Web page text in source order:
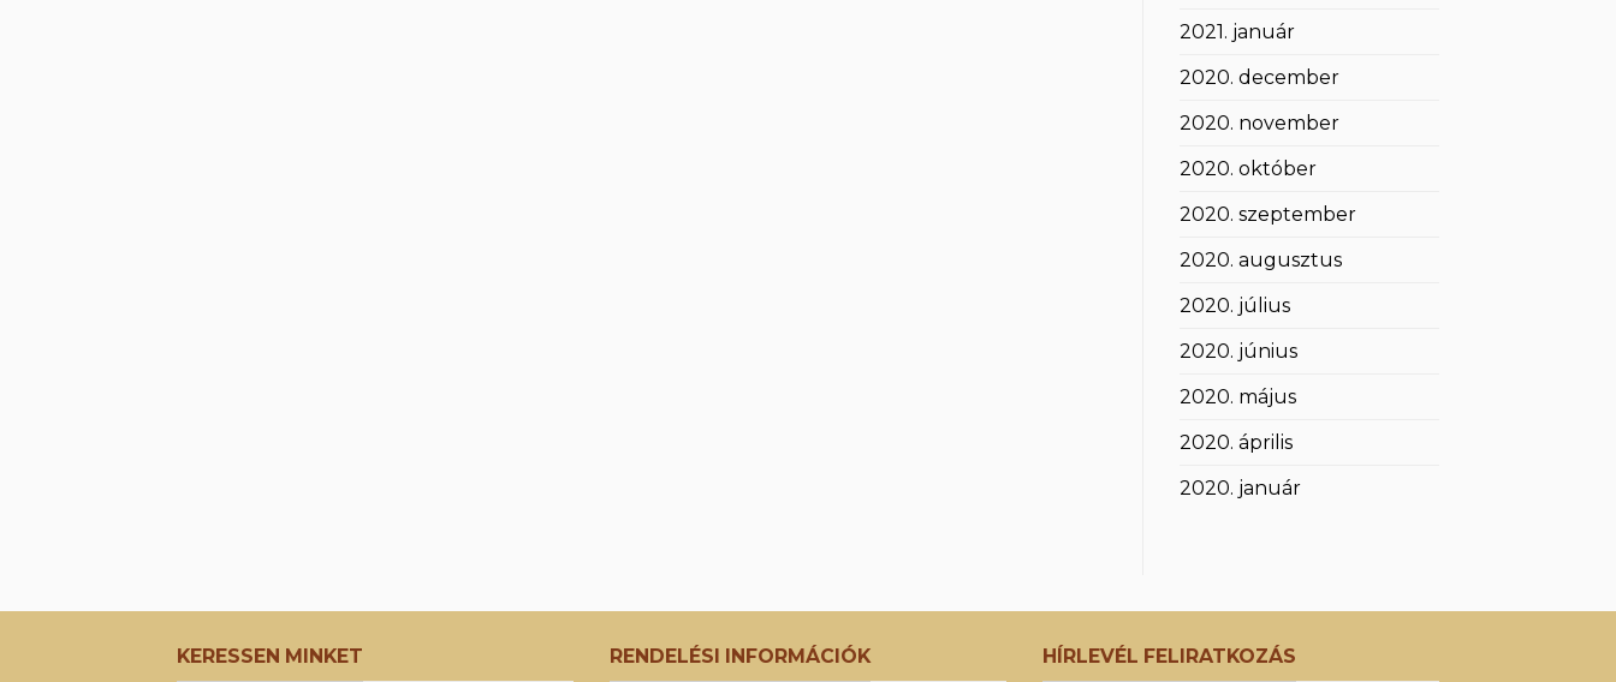
2021. január
2020. december
2020. november
2020. október
2020. szeptember
2020. augusztus
2020. július
2020. június
2020. május
2020. április
2020. január
KERESSEN MINKET RENDELÉSI INFORMÁCIÓK HÍRLEVÉL FELIRATKOZÁS